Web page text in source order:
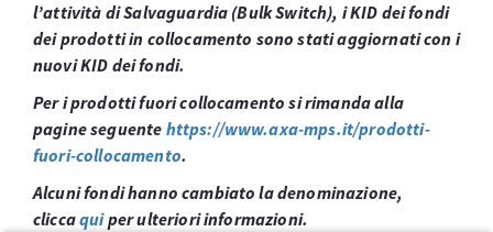
l’attività di Salvaguardia (Bulk Switch), i KID dei fondi
dei prodotti in collocamento sono stati aggiornati con i
nuovi KID dei fondi.
Per i prodotti fuori collocamento si rimanda alla
pagine seguente https://www.axa-mps.it/prodotti-
fuori-collocamento.
Alcuni fondi hanno cambiato la denominazione,
cliccaquiper ulteriori informazioni.